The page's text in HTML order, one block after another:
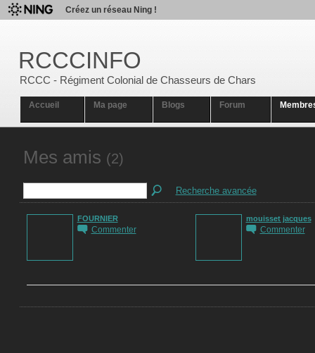
Créez un réseau Ning !
RCCCINFO
RCCC - Régiment Colonial de Chasseurs de Chars
Accueil Ma page Blogs Forum
Mes amis (2)
Recherche avancée
FOURNIER
Commenter
mouisset jacques
Commenter